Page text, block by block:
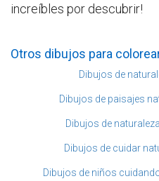
increíbles por descubrir!
Otros dibujos para
Dibujos de
Dibujos de paisajes
Dibujos de
Dibujos de cuidar
Dibujos de niños